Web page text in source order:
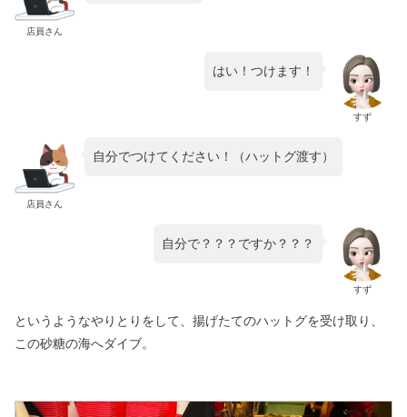
店員さん
すず
はい！つけます！
店員さん
自分でつけてください！（ハットグ渡す）
すず
自分で？？？ですか？？？
というようなやりとりをして、揚げたてのハットグを受け取り、
この砂糖の海へダイブ。